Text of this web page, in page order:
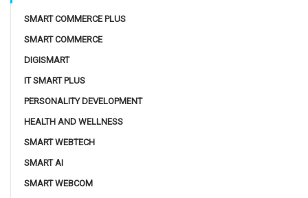
SMART COMMERCE PLUS
SMART COMMERCE
DIGISMART
IT SMART PLUS
PERSONALITY DEVELOPMENT
HEALTH AND WELLNESS
SMART WEBTECH
SMART AI
SMART WEBCOM